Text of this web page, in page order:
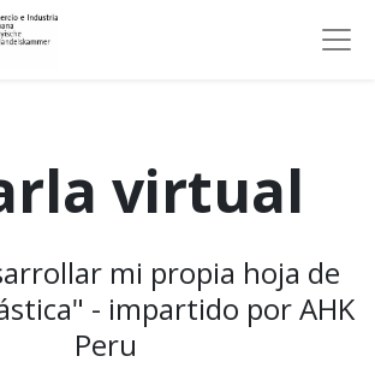
virtual
mi propia hoja de
- impartido por AHK
Peru